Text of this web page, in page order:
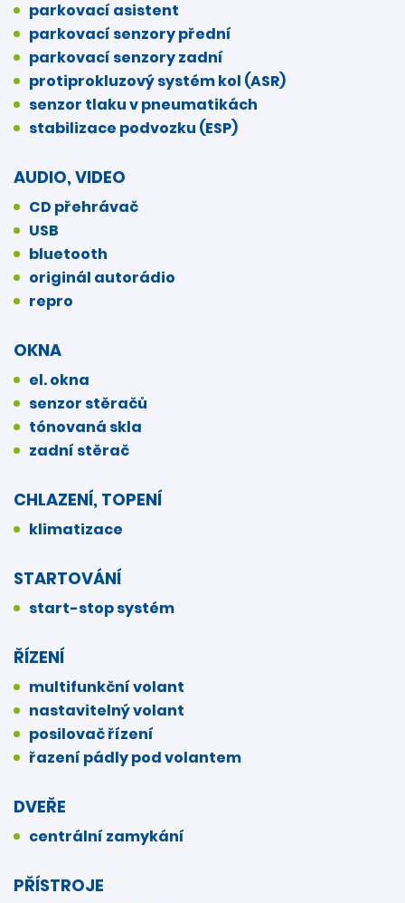
parkovací asistent
parkovací senzory přední
parkovací senzory zadní
protiprokluzový systém kol (ASR)
senzor tlaku v pneumatikách
stabilizace podvozku (ESP)
AUDIO, VIDEO
CD přehrávač
USB
bluetooth
originál autorádio
repro
OKNA
el. okna
senzor stěračů
tónovaná skla
zadní stěrač
CHLAZENÍ, TOPENÍ
klimatizace
STARTOVÁNÍ
start-stop systém
ŘÍZENÍ
multifunkční volant
nastavitelný volant
posilovač řízení
řazení pádly pod volantem
DVEŘE
centrální zamykání
PŘÍSTROJE